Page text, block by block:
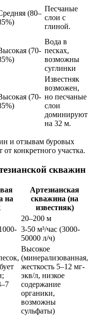
(80–
Песчаные
слои с
глиной.
(70-
Вода в
песках,
возможны
суглинки
(70-
Известняк
возможен,
но песчаные
слои
доминируют
на 32 м.
и отзывам буровых
конкретного участка.
скважин
на
Артезианская
скважина (на
известняк)
20–200 м
3-50 м³/час (3000-
50000 л/ч)
Высокое
(минерализованная,
жесткость 5–12 мг-
экв/л, низкое
содержание
органики,
возможны
сульфаты)